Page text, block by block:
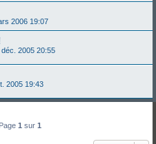
2006 19:07
déc. 2005 20:55
2005 19:43
1 sur 1